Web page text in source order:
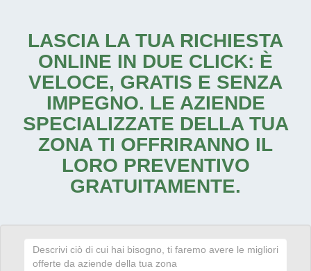
LASCIA LA TUA RICHIESTA
ONLINE IN DUE CLICK: È
VELOCE, GRATIS E SENZA
IMPEGNO. LE AZIENDE
SPECIALIZZATE DELLA TUA
ZONA TI OFFRIRANNO IL
LORO PREVENTIVO
GRATUITAMENTE.